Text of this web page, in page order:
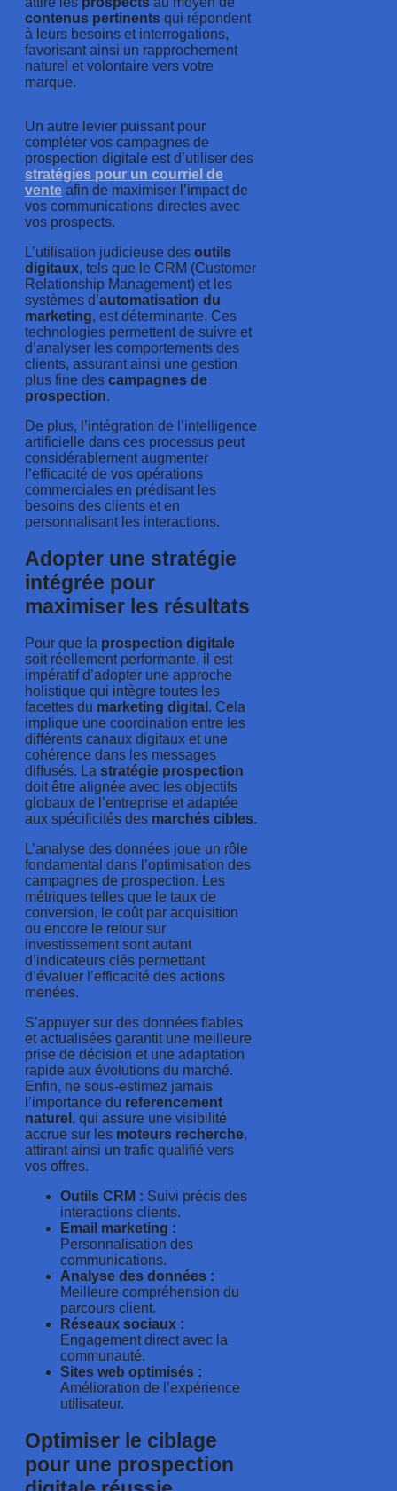
contenus pertinents qui répondent
à leurs besoins et interrogations,
favorisant ainsi un rapprochement
naturel et volontaire vers votre
marque.
Un autre levier puissant pour
compléter vos campagnes de
prospection digitale est d’utiliser des
stratégies pour un courriel de
vente afin de maximiser l’impact de
vos communications directes avec
vos prospects.
L’utilisation judicieuse des outils
digitaux, tels que le CRM (Customer
Relationship Management) et les
systèmes d’automatisation du
marketing, est déterminante. Ces
technologies permettent de suivre et
d’analyser les comportements des
clients, assurant ainsi une gestion
plus fine des campagnes de
prospection.
De plus, l’intégration de l’intelligence
artificielle dans ces processus peut
considérablement augmenter
l’efficacité de vos opérations
commerciales en prédisant les
besoins des clients et en
personnalisant les interactions.
Adopter une stratégie
intégrée pour
maximiser les résultats
Pour que la prospection digitale
soit réellement performante, il est
impératif d’adopter une approche
holistique qui intègre toutes les
facettes du marketing digital . Cela
implique une coordination entre les
différents canaux digitaux et une
cohérence dans les messages
diffusés. La stratégie prospection
doit être alignée avec les objectifs
globaux de l’entreprise et adaptée
aux spécificités des marchés cibles.
L’analyse des données joue un rôle
fondamental dans l’optimisation des
campagnes de prospection. Les
métriques telles que le taux de
conversion, le coût par acquisition
ou encore le retour sur
investissement sont autant
d’indicateurs clés permettant
d’évaluer l’efficacité des actions
menées.
S’appuyer sur des données fiables
et actualisées garantit une meilleure
prise de décision et une adaptation
rapide aux évolutions du marché.
Enfin, ne sous-estimez jamais
l’importance du referencement
naturel , qui assure une visibilité
accrue sur les moteurs recherche,
attirant ainsi un trafic qualifié vers
vos offres.
Outils CRM : Suivi précis des
interactions clients.
Email marketing :
Personnalisation des
communications.
Analyse des données :
Meilleure compréhension du
parcours client.
Réseaux sociaux :
Engagement direct avec la
communauté.
Sites web optimisés :
Amélioration de l’expérience
utilisateur.
Optimiser le ciblage
pour une prospection